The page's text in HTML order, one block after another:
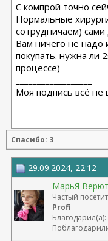
С компрой точно
Нормальные
сотрудничаем) сами
Вам ничего не надо
покупать. нужна ли
процессе)
Моя подпись всё не
Спасибо: 3
29.09.2024, 22:12
МарьЯ
Частый
Profi
Благодарил(а):